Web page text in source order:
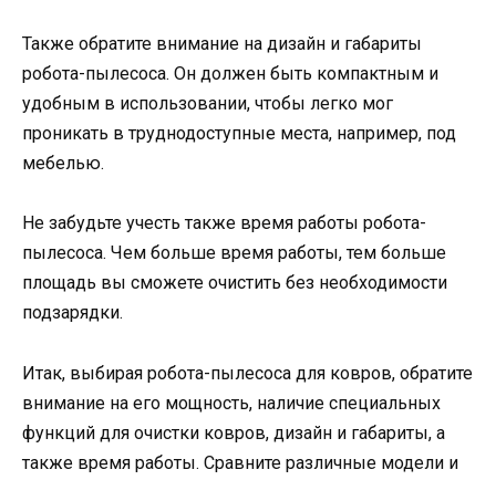
Также обратите внимание на дизайн и габариты
робота-пылесоса. Он должен быть компактным и
удобным в использовании, чтобы легко мог
проникать в труднодоступные места, например, под
мебелью.
Не забудьте учесть также время работы робота-
пылесоса. Чем больше время работы, тем больше
площадь вы сможете очистить без необходимости
подзарядки.
Итак, выбирая робота-пылесоса для ковров, обратите
внимание на его мощность, наличие специальных
функций для очистки ковров, дизайн и габариты, а
также время работы. Сравните различные модели и